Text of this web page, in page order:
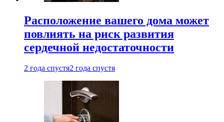
Расположение вашего дома может
повлиять на риск развития
сердечной недостаточности
2 года спустя2 года спустя